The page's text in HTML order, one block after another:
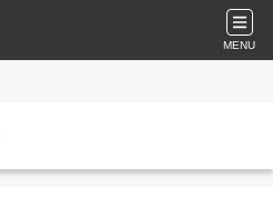
MENU